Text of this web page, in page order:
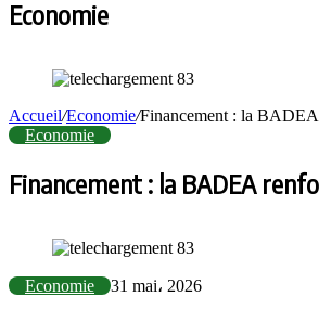
Economie
Accueil/Economie/Financement : la BADEA
Economie
Financement : la BADEA
Economie 31 mai، 2026